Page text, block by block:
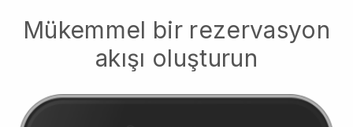
Mükemmel bir rezervasyon
akışı oluşturun